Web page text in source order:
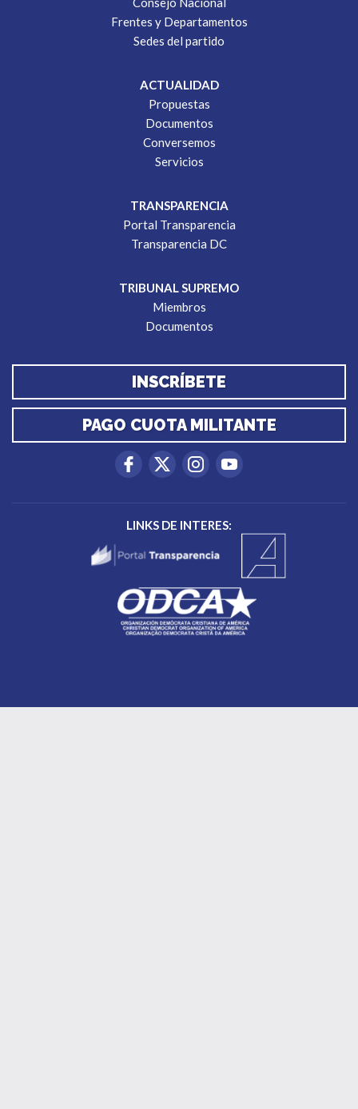
Frentes y Departamentos
Sedes del partido
ACTUALIDAD
Propuestas
Documentos
Conversemos
Servicios
TRANSPARENCIA
Portal Transparencia
Transparencia DC
TRIBUNAL SUPREMO
Miembros
Documentos
INSCRÍBETE
PAGO CUOTA MILITANTE
LINKS DE INTERES: